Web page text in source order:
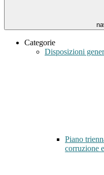
Categorie
Disposizioni
Piano
corruzione